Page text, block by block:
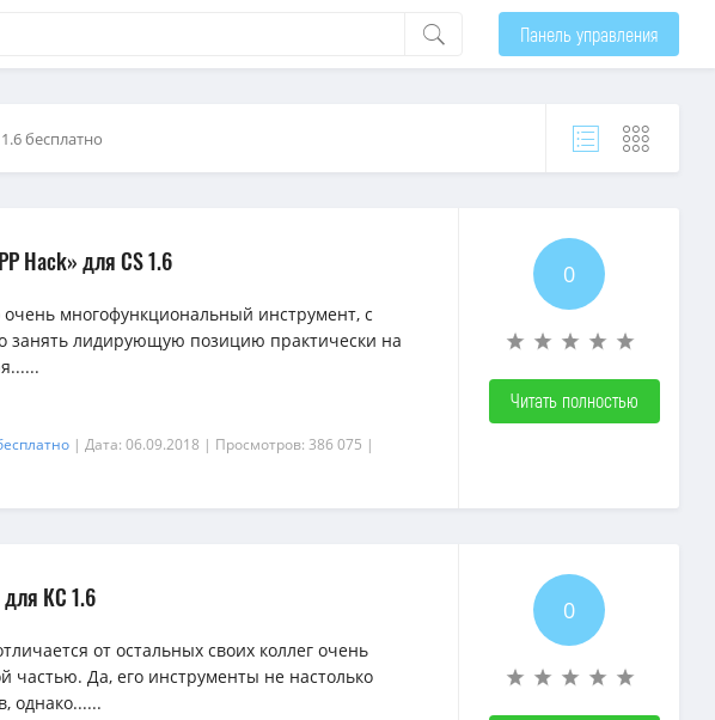
Панель управления
бесплатно
Hack» для CS 1.6
многофункциональный инструмент, с
занять лидирующую позицию практически на
| Дата: 06.09.2018 | Просмотров: 386 075 |
0
Читать полностью
для КС 1.6
от остальных своих коллег очень
частью. Да, его инструменты не настолько
однако......
0